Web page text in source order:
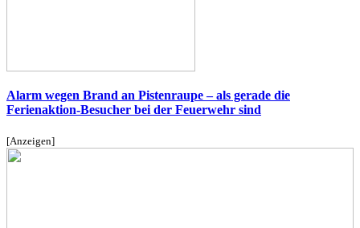
Alarm wegen Brand an Pistenraupe – als gerade die
Ferienaktion-Besucher bei der Feuerwehr sind
[Anzeigen]